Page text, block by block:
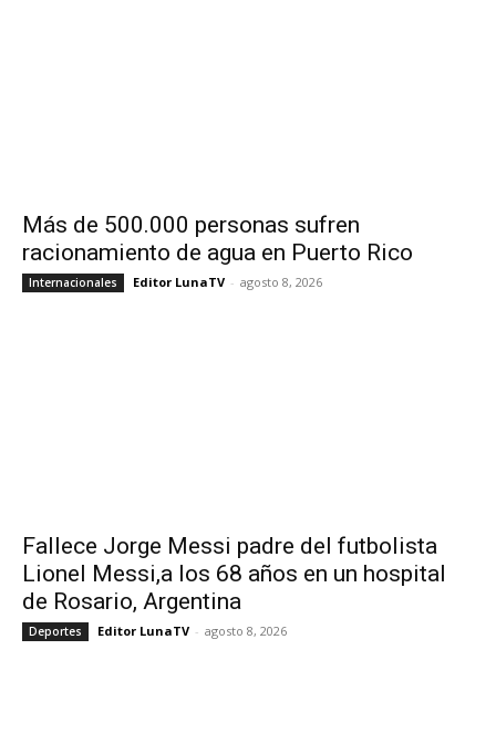
Más de 500.000 personas sufren
racionamiento de agua en Puerto Rico
Internacionales Editor LunaTV - agosto 8, 2026
Fallece Jorge Messi padre del futbolista
Lionel Messi,a los 68 años en un hospital
de Rosario, Argentina
Deportes Editor LunaTV - agosto 8, 2026